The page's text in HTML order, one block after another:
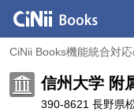
CiNii Books機能統合対
信州大学 附
390-8621 長野県